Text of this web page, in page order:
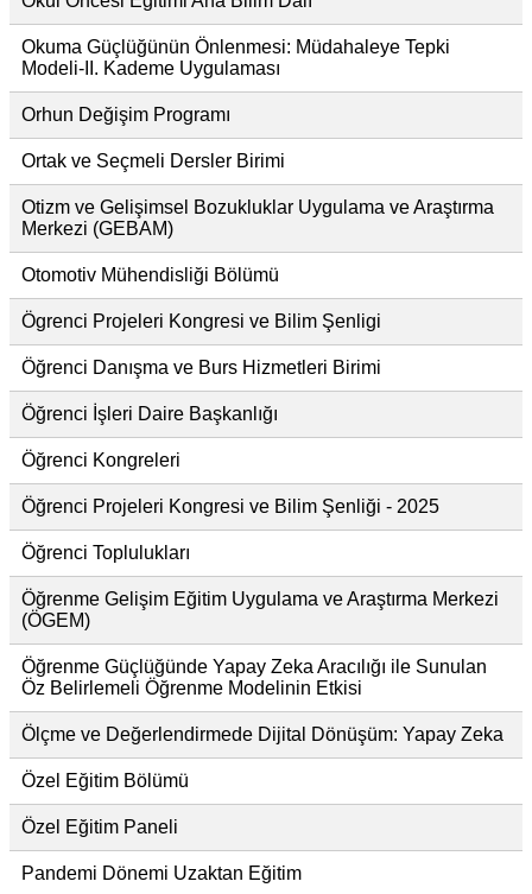
Okuma Güçlüğünün Önlenmesi: Müdahaleye Tepki
Modeli-II. Kademe Uygulaması
Orhun Değişim Programı
Ortak ve Seçmeli Dersler Birimi
Otizm ve Gelişimsel Bozukluklar Uygulama ve Araştırma
Merkezi (GEBAM)
Otomotiv Mühendisliği Bölümü
Ögrenci Projeleri Kongresi ve Bilim Şenligi
Öğrenci Danışma ve Burs Hizmetleri Birimi
Öğrenci İşleri Daire Başkanlığı
Öğrenci Kongreleri
Öğrenci Projeleri Kongresi ve Bilim Şenliği - 2025
Öğrenci Toplulukları
Öğrenme Gelişim Eğitim Uygulama ve Araştırma Merkezi
(ÖGEM)
Öğrenme Güçlüğünde Yapay Zeka Aracılığı ile Sunulan
Öz Belirlemeli Öğrenme Modelinin Etkisi
Ölçme ve Değerlendirmede Dijital Dönüşüm: Yapay Zeka
Özel Eğitim Bölümü
Özel Eğitim Paneli
Pandemi Dönemi Uzaktan Eğitim